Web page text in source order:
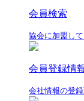
会員検索
協会に加盟し
会員登録情
会社情報の登